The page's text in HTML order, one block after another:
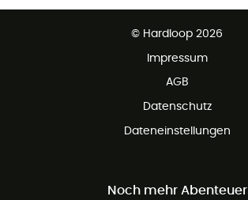
© Hardloop 2026
Impressum
AGB
Datenschutz
Dateneinstellungen
Noch mehr Abenteuer